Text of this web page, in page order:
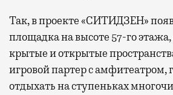
Так, в проекте «СИТИДЗЕН»
площадка на высоте 57-го
крытые и открытые
игровой партер с амфитеатром,
отдыхать на ступеньках